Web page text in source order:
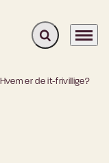
Fold søgefelt
Menu
Hvem er de it-frivillige?